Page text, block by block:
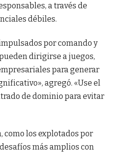
a través de
débiles.
por comando y
dirigirse a juegos,
para generar
agregó. «Use el
de dominio para evitar
como los explotados por
más amplios con